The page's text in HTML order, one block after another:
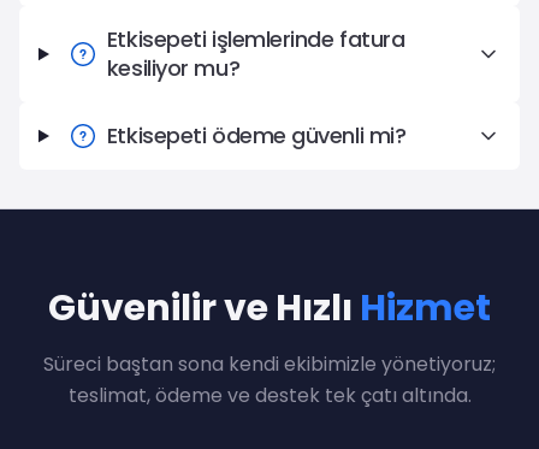
Etkisepeti işlemlerinde fatura
kesiliyor mu?
Etkisepeti ödeme güvenli mi?
Güvenilir ve Hızlı Hizmet
Süreci baştan sona kendi ekibimizle yönetiyoruz;
teslimat, ödeme ve destek tek çatı altında.